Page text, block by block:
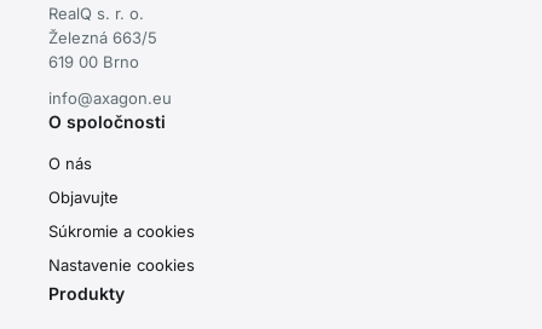
RealQ s. r. o.
Železná 663/5
619 00 Brno
info@axagon.eu
O spoločnosti
O nás
Objavujte
Súkromie a cookies
Nastavenie cookies
Produkty